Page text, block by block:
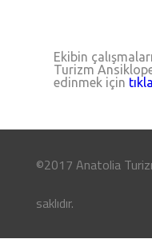
Ekibin
Turizm
edinmek için
©2017 Anatolia
saklıdır.